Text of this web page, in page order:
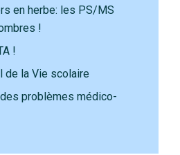
en herbe: les PS/MS
!
!
de la Vie scolaire
problèmes médico-